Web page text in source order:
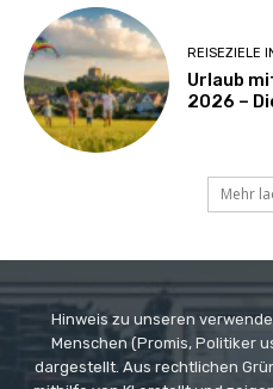
REISEZIELE
Urlaub
2026 –
Mehr
Hinweis zu unseren
Menschen (Promis, Politiker
dargestellt. Aus rechtlichen